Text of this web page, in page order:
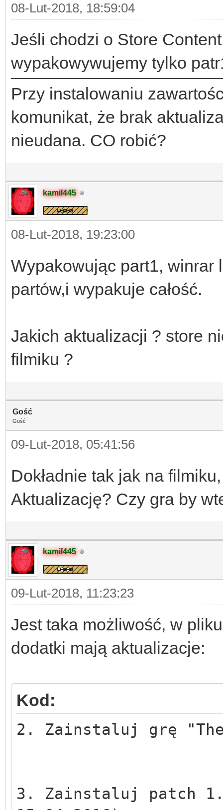
08-Lut-2018, 18:59:04
Jeśli chodzi o Store
wypakowywujemy tylko
Przy instalowaniu
komunikat, że brak
nieudana. CO robić?
kamil445
08-Lut-2018, 19:23:00
Wypakowując part1, winrar
partów,i wypakuje całość.
Jakich aktualizacji ? store
filmiku ?
Gość
Gość
09-Lut-2018, 05:41:56
Dokładnie tak jak na
Aktualizację? Czy gra by
kamil445
09-Lut-2018, 11:23:23
Jest taka możliwość, w
dodatki mają aktualizacje:
Kod:
2. Zainstaluj grę
3. Zainstaluj patch